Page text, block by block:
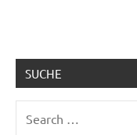
SUCHE